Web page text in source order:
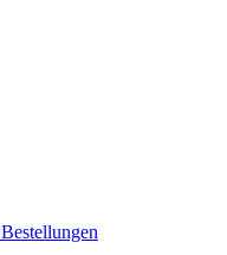
Bestellungen